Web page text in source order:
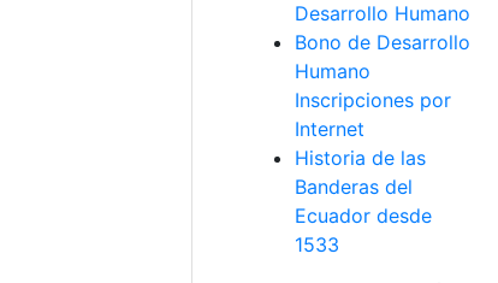
Desarrollo Humano
Bono de Desarrollo
Humano
Inscripciones por
Internet
Historia de las
Banderas del
Ecuador desde
1533